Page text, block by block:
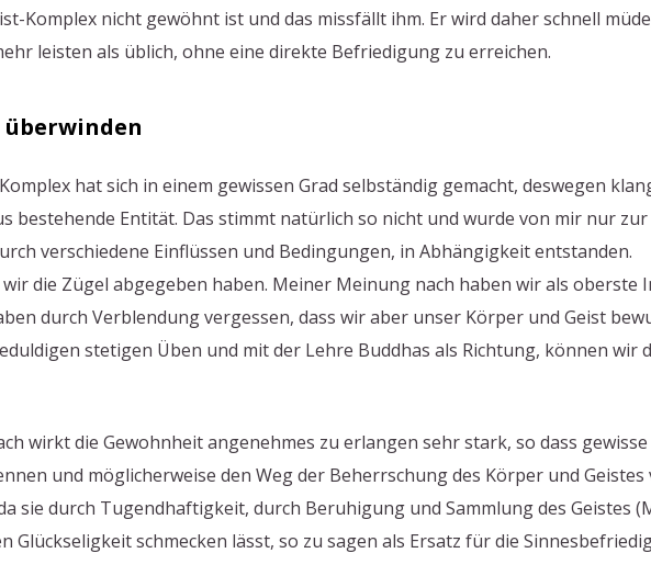
Komplex nicht gewöhnt ist und das missfällt ihm. Er wird daher schnell
leisten als üblich, ohne eine direkte Befriedigung zu erreichen.
hat sich in einem gewissen Grad selbständig gemacht, deswegen
bestehende Entität. Das stimmt natürlich so nicht und wurde von mir nur
verschiedene Einflüssen und Bedingungen, in Abhängigkeit entstanden.
wir die Zügel abgegeben haben. Meiner Meinung nach haben wir als
durch Verblendung vergessen, dass wir aber unser Körper und Geist
stetigen Üben und mit der Lehre Buddhas als Richtung, können wir
wirkt die Gewohnheit angenehmes zu erlangen sehr stark, so dass
und möglicherweise den Weg der Beherrschung des Körper und
sie durch Tugendhaftigkeit, durch Beruhigung und Sammlung des Geistes
Glückseligkeit schmecken lässt, so zu sagen als Ersatz für die